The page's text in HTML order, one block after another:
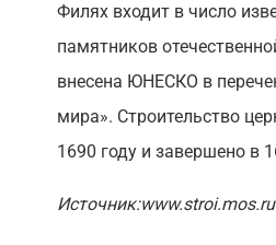
Филях входит в число
памятников
внесена ЮНЕСКО в
мира». Строительство
1690 году и завершено в
Источник:www.stroi.mos.ru